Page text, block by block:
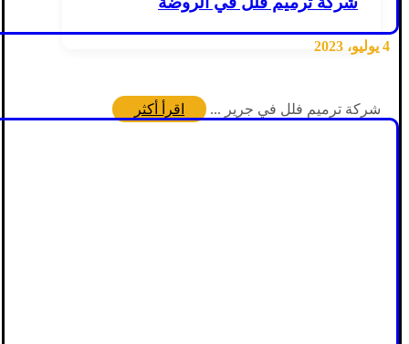
4 يوليو، 2023
شركة ترميم فلل في جرير ... اقرأ أكثر